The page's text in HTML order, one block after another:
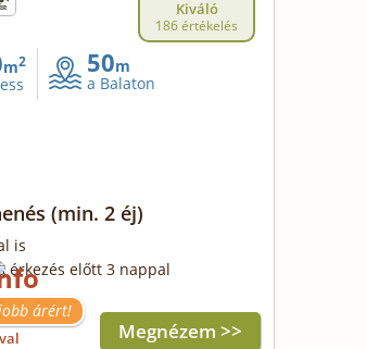
Kiváló
186 értékelés
m2 50m
a Balaton
(min. 2 éj)
is
érkezés előtt 3 nappal
árért!
Megnézem >>